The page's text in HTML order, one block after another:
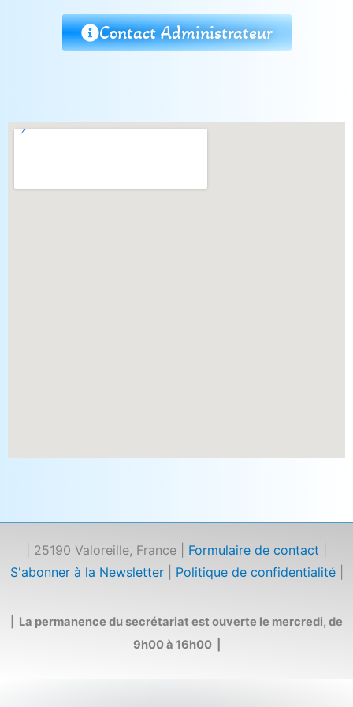
Contact Administrateur
| 25190 Valoreille, France | Formulaire de contact
S'abonner à la Newsletter| Politique de confidentialité|
| La permanence du secrétariat est ouverte le mercredi, de
9h00 à 16h00 |